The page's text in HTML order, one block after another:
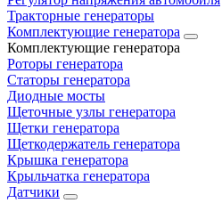
Тракторные генераторы
Комплектующие генератора
Комплектующие генератора
Роторы генератора
Статоры генератора
Диодные мосты
Щеточные узлы генератора
Щетки генератора
Щеткодержатель генератора
Крышка генератора
Крыльчатка генератора
Датчики